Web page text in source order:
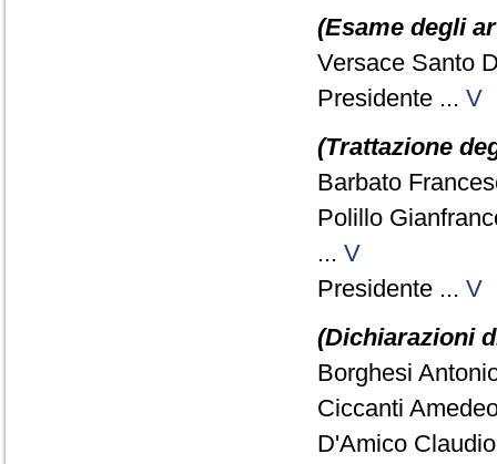
(Esame degli
Versace Santo
Presidente ... V
(Trattazione
Barbato
Polillo
... V
Presidente ... V
(Dichiarazioni
Borghesi
Ciccanti
D'Amico